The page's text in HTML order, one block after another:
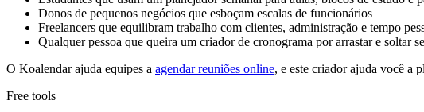
Donos de pequenos negócios que esboçam escalas de funcionários
Freelancers que equilibram trabalho com clientes, administração e tempo
Qualquer pessoa que queira um criador de cronograma por arrastar e soltar
O Koalendar ajuda equipes a agendar reuniões online, e este criador ajuda você a
Free tools